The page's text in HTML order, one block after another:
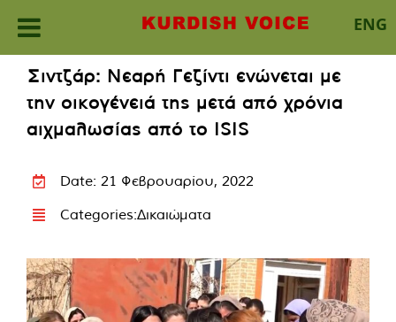
ENG
content
Σιντζάρ: Νεαρή Γεζίντι ενώνεται με
την οικογένειά της μετά από χρόνια
αιχμαλωσίας από το ISIS
Date: 21 Φεβρουαρίου, 2022
Categories:Δικαιώματα